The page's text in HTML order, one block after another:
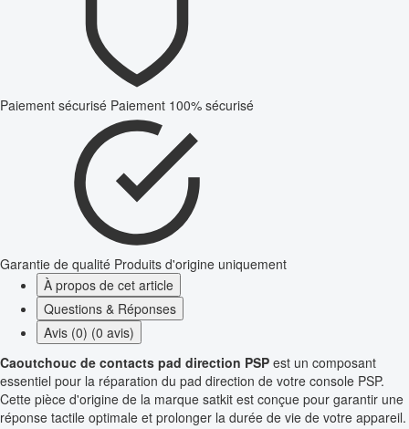
Paiement sécurisé Paiement 100% sécurisé
Garantie de qualité Produits d'origine uniquement
À propos de cet article
Questions & Réponses
Avis (0) (0 avis)
Caoutchouc de contacts pad direction PSP est un composant
essentiel pour la réparation du pad direction de votre console PSP.
Cette pièce d'origine de la marque satkit est conçue pour garantir une
réponse tactile optimale et prolonger la durée de vie de votre appareil.